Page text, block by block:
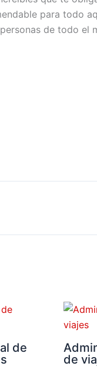
para todo
de todo el
de
de